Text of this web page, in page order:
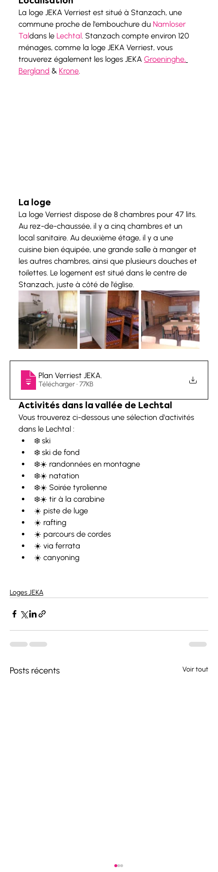
La loge JEKA Verriest est situé à Stanzach, une
commune proche de l'embouchure du Namloser
Taldans le Lechtal . Stanzach compte environ 120
ménages, comme la loge JEKA Verriest, vous
trouverez également les loges JEKA Groeninghe,
Bergland & Krone
La loge
La loge Verriest dispose de 8 chambres pour 47 lits.
Au rez-de-chaussée, il y a cinq chambres et un
local sanitaire. Au deuxième étage, il y a une
cuisine bien équipée, une grande salle à manger et
les autres chambres, ainsi que plusieurs douches et
toilettes. Le logement est situé dans le centre de
Stanzach, juste à côté de l'église.
Plan Verriest JEKA.
Télécharger • 77KB
Activités dans la vallée de Lechtal
Vous trouverez ci-dessous une sélection d'activités
dans le Lechtal :
❄️ ski
❄️ ski de fond
❄️☀️ randonnées en montagne
❄️☀️ natation
❄️☀️ Soirée tyrolienne
❄️☀️ tir à la carabine
☀️ piste de luge
☀️ rafting
☀️ parcours de cordes
☀️ via ferrata
☀️ canyoning
Loges JEKA
Posts récents Voir tout